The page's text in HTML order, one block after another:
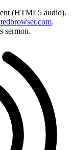
(HTML5 audio).
.
sermon.